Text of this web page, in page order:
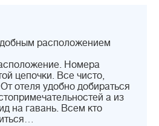
расположением
Номера
цепочки. Все чисто,
отеля удобно добираться
а из
на гавань. Всем кто